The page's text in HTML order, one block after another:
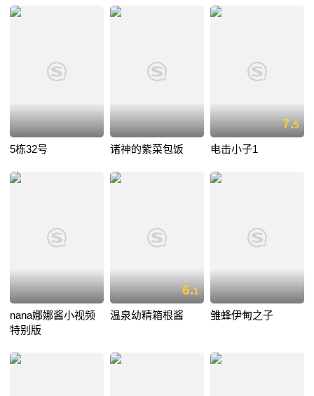
5栋32号 诸神的紫菜包饭
7.5
电击小子1
nana娜娜酱小视频
特别版
6.1
温泉幼精箱根酱 雏蜂伊甸之子